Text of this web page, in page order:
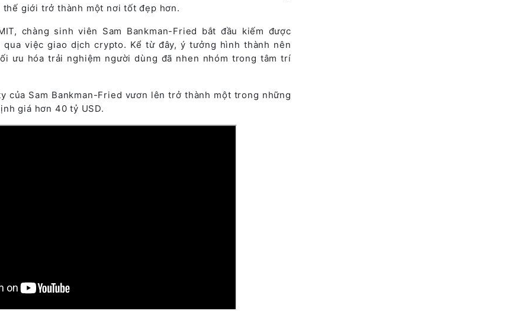
giới trở thành một nơi tốt đẹp hơn.
chàng sinh viên Sam Bankman-Fried bắt đầu kiếm được
việc giao dịch crypto. Kể từ đây, ý tưởng hình thành nên
ưu hóa trải nghiệm người dùng đã nhen nhóm trong tâm trí
của Sam Bankman-Fried vươn lên trở thành một trong những
giá hơn 40 tỷ USD.